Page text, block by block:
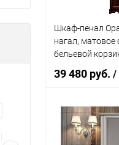
Шкаф-пенал
нагал, матовое
бельевой
39 480 руб. /